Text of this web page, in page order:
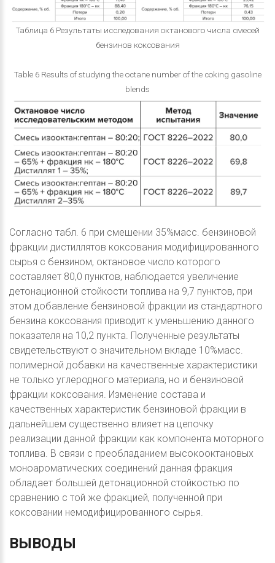
Таблица 6 Результаты исследования октанового числа смесей
бензинов коксования
Table 6 Results of studying the octane number of the coking gasoline
blends
Согласно табл. 6 при смешении 35%масс. бензиновой
фракции дистиллятов коксования модифицированного
сырья с бензином, октановое число которого
составляет 80,0 пунктов, наблюдается увеличение
детонационной стойкости топлива на 9,7 пунктов, при
этом добавление бензиновой фракции из стандартного
бензина коксования приводит к уменьшению данного
показателя на 10,2 пункта. Полученные результаты
свидетельствуют о значительном вкладе 10%масс.
полимерной добавки на качественные характеристики
не только углеродного материала, но и бензиновой
фракции коксования. Изменение состава и
качественных характеристик бензиновой фракции в
дальнейшем существенно влияет на цепочку
реализации данной фракции как компонента моторного
топлива. В связи с преобладанием высокооктановых
моноароматических соединений данная фракция
обладает большей детонационной стойкостью по
сравнению с той же фракцией, полученной при
коксовании немодифицированного сырья.
ВЫВОДЫ